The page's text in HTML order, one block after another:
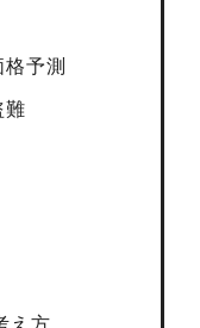
格予測
難
え方